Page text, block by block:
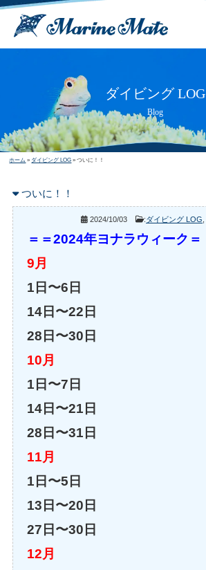
ダイビング LOG
Blog
ホーム » ダイビング LOG » ついに！！
ついに！！
2024/10/03 :ダイビング LOG
＝ ＝2024年ヨナラウィーク＝
9月
1日〜6日
14日〜22日
28日〜30日
10月
1日〜7日
14日〜21日
28日〜31日
11月
1日〜5日
13日〜20日
27日〜30日
12月